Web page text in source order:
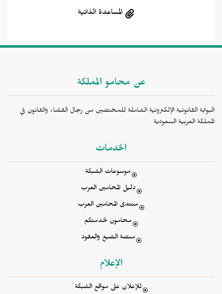
المساعدة الذاتية
عن محامو المملكة
البوابة القانونية الإلكترونية الشاملة للمختصين من رجال القضاء والقانون في
المملكة العربية السعودية
الخدمات
موسوعات الشبكة
دليل المحامين العرب
منتدى المحامين العرب
محامون لخدمتكم
منصة الصيغ والعقود
الإعلام
للإعلان على مواقع الشبكة